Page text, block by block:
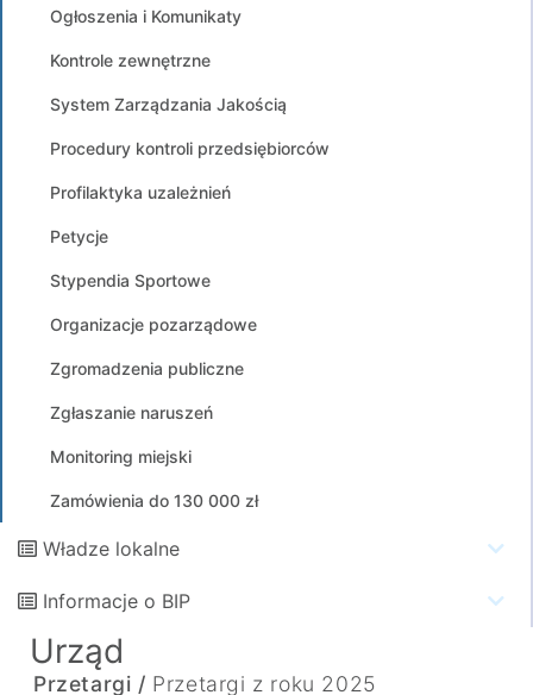
Ogłoszenia i Komunikaty
Kontrole zewnętrzne
System Zarządzania Jakością
Procedury kontroli przedsiębiorców
Profilaktyka uzależnień
Petycje
Stypendia Sportowe
Organizacje pozarządowe
Zgromadzenia publiczne
Zgłaszanie naruszeń
Monitoring miejski
Zamówienia do 130 000 zł
Władze lokalne
Informacje o BIP
Urząd
Przetargi / Przetargi z roku 2025